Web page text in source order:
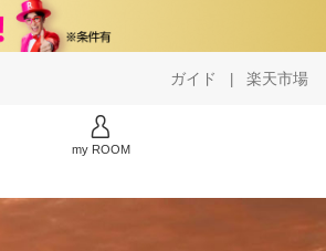
ガイド | 楽天市場
my ROOM